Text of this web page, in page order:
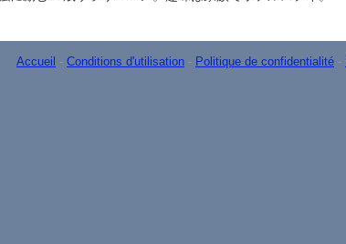
Accueil - Conditions d'utilisation - Politique de confidentialité -